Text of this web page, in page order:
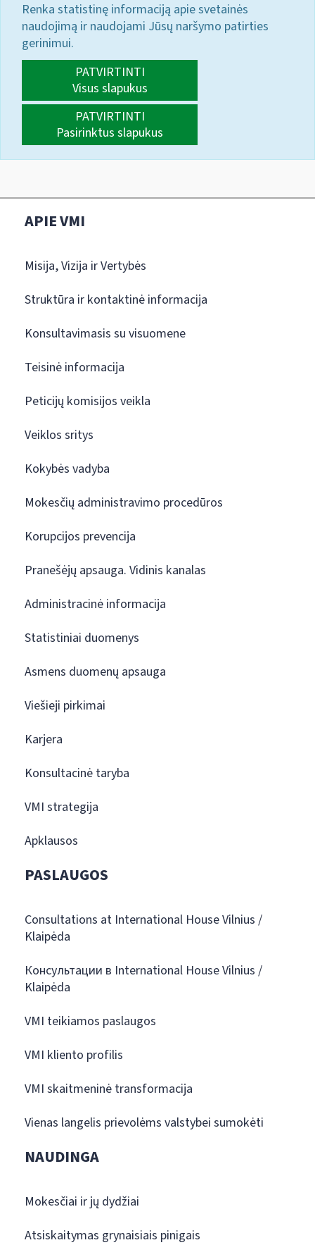
Renka statistinę informaciją apie svetainės
naudojimą ir naudojami Jūsų naršymo patirties
gerinimui.
PATVIRTINTI
Visus slapukus
PATVIRTINTI
Pasirinktus slapukus
APIE VMI
Misija, Vizija ir Vertybės
Struktūra ir kontaktinė informacija
Konsultavimasis su visuomene
Teisinė informacija
Peticijų komisijos veikla
Veiklos sritys
Kokybės vadyba
Mokesčių administravimo procedūros
Korupcijos prevencija
Pranešėjų apsauga. Vidinis kanalas
Administracinė informacija
Statistiniai duomenys
Asmens duomenų apsauga
Viešieji pirkimai
Karjera
Konsultacinė taryba
VMI strategija
Apklausos
PASLAUGOS
Consultations at International House Vilnius /
Klaipėda
Консультации в International House Vilnius /
Klaipėda
VMI teikiamos paslaugos
VMI kliento profilis
VMI skaitmeninė transformacija
Vienas langelis prievolėms valstybei sumokėti
NAUDINGA
Mokesčiai ir jų dydžiai
Atsiskaitymas grynaisiais pinigais